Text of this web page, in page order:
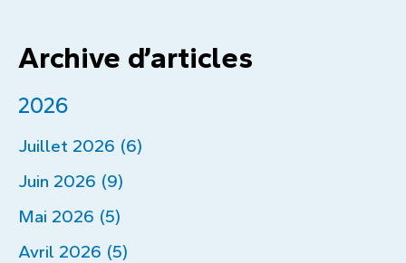
Archive d’articles
2026
Juillet 2026 (6)
Juin 2026 (9)
Mai 2026 (5)
Avril 2026 (5)